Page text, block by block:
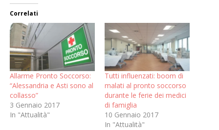
Correlati
Allarme Pronto Soccorso:
“Alessandria e Asti sono al
collasso”
3 Gennaio 2017
In "Attualità"
Tutti influenzati: boom di
malati al pronto soccorso
durante le ferie dei medici
di famiglia
10 Gennaio 2017
In "Attualità"